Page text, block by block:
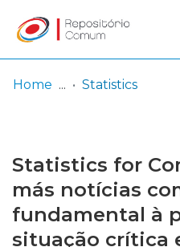
Browse repository
Entities
Log
In
(current)
Home Statistics
Statistics for
más notícias
fundamental à
situação crítica